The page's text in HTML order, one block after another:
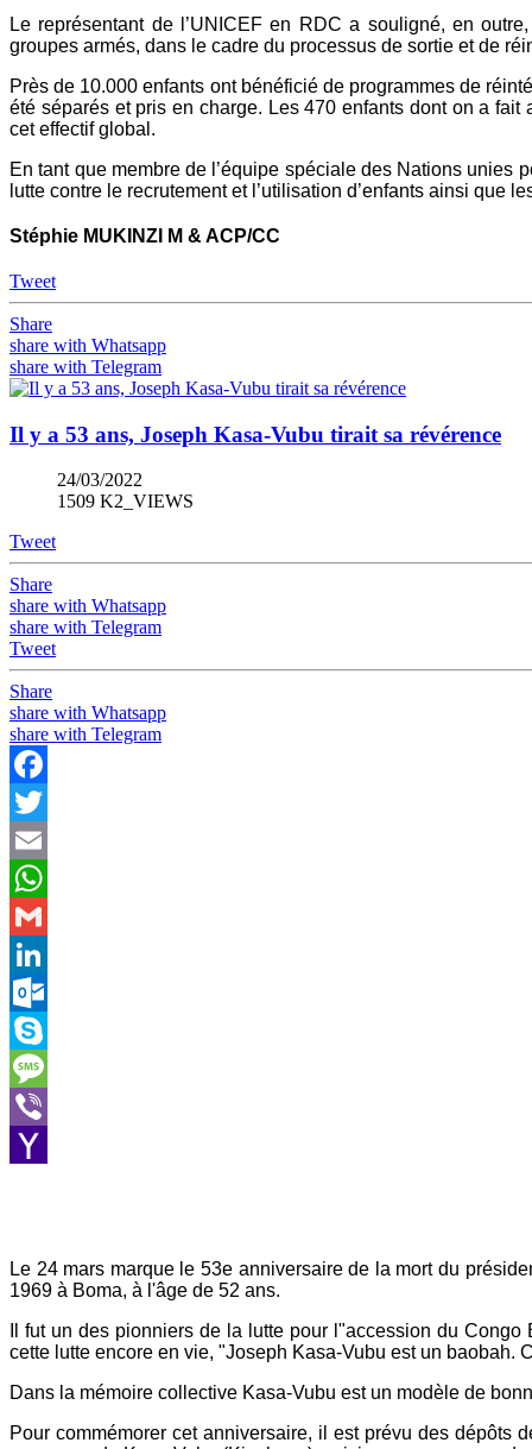
Le représentant de l’UNICEF en RDC a souligné, en
groupes armés, dans le cadre du processus de sortie et de
Près de 10.000 enfants ont bénéficié de programmes de
été séparés et pris en charge. Les 470 enfants dont on a
cet effectif global.
En tant que membre de l’équipe spéciale des Nations unies
lutte contre le recrutement et l’utilisation d’enfants ainsi que
Stéphie MUKINZI M & ACP/CC
Tweet
Share
share with Whatsapp
share with Telegram
Il y a 53 ans, Joseph Kasa-Vubu tirait sa révérence
24/03/2022
1509 K2_VIEWS
Tweet
Share
share with Whatsapp
share with Telegram
Tweet
Share
share with Whatsapp
share with Telegram
Facebook
Twitter
Email
WhatsApp
Gmail
LinkedIn
Outlook.com
Skype
Message
Viber
Le 24 mars marque le 53e anniversaire de la mort du
1969 à Boma, à l'âge de 52 ans.
Il fut un des pionniers de la lutte pour l"accession du
cette lutte encore en vie, "Joseph Kasa-Vubu est un
Dans la mémoire collective Kasa-Vubu est un modèle de
Pour commémorer cet anniversaire, il est prévu des